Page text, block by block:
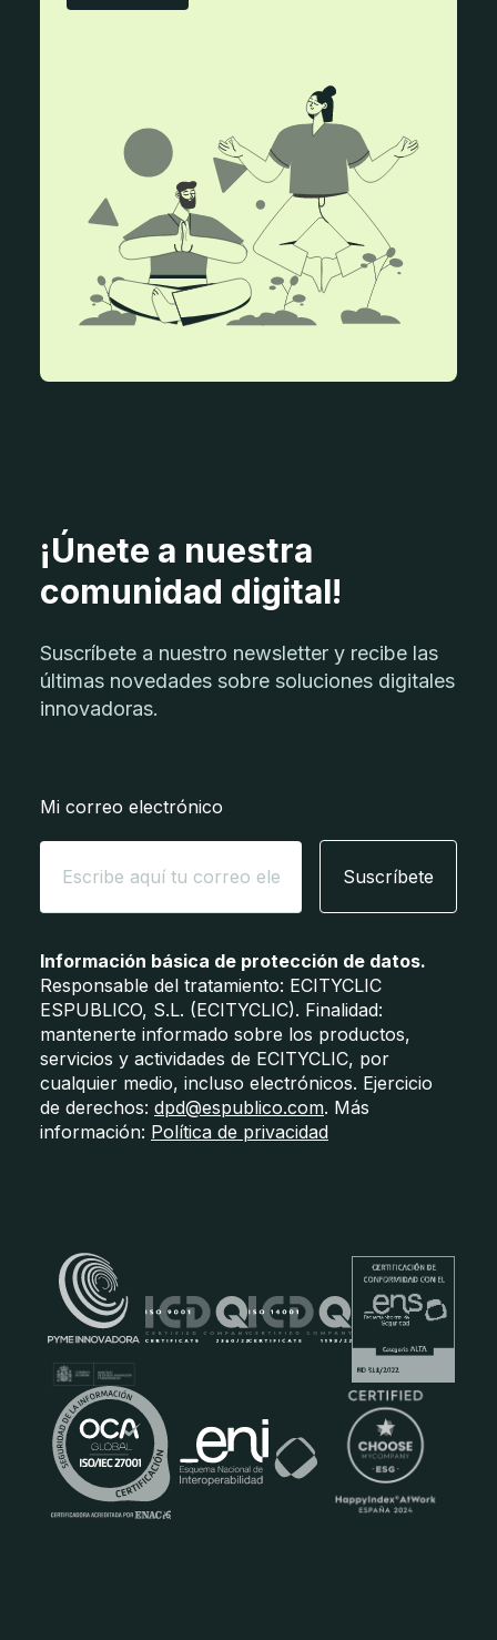
¡Únete a nuestra
comunidad digital!
Suscríbete a nuestro newsletter y recibe las
últimas novedades sobre soluciones digitales
innovadoras.
Mi correo electrónico
Suscríbete
Información básica de protección de datos.
Responsable del tratamiento: ECITYCLIC
ESPUBLICO, S.L. (ECITYCLIC). Finalidad:
mantenerte informado sobre los productos,
servicios y actividades de ECITYCLIC, por
cualquier medio, incluso electrónicos. Ejercicio
de derechos: dpd@espublico.com. Más
información: Política de privacidad
Certificados